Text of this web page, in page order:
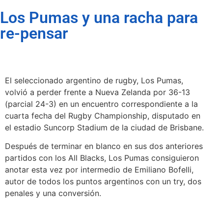
Los Pumas y una racha para
re-pensar
El seleccionado argentino de rugby, Los Pumas,
volvió a perder frente a Nueva Zelanda por 36-13
(parcial 24-3) en un encuentro correspondiente a la
cuarta fecha del Rugby Championship, disputado en
el estadio Suncorp Stadium de la ciudad de Brisbane.
Después de terminar en blanco en sus dos anteriores
partidos con los All Blacks, Los Pumas consiguieron
anotar esta vez por intermedio de Emiliano Bofelli,
autor de todos los puntos argentinos con un try, dos
penales y una conversión.